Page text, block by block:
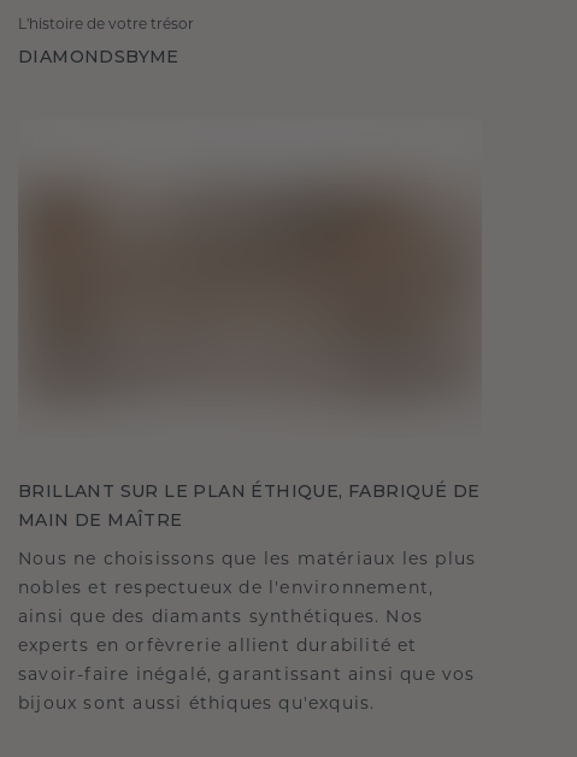
L'histoire de votre trésor
DIAMONDSBYME
BRILLANT SUR LE PLAN ÉTHIQUE, FABRIQUÉ DE
MAIN DE MAÎTRE
Nous ne choisissons que les matériaux les plus
nobles et respectueux de l'environnement,
ainsi que des diamants synthétiques. Nos
experts en orfèvrerie allient durabilité et
savoir-faire inégalé, garantissant ainsi que vos
bijoux sont aussi éthiques qu'exquis.